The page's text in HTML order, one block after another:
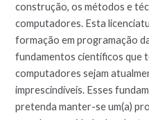
construção, os métodos e
computadores. Esta
formação em programação
fundamentos científicos que
computadores sejam
imprescindíveis. Esses
pretenda manter-se um(a)